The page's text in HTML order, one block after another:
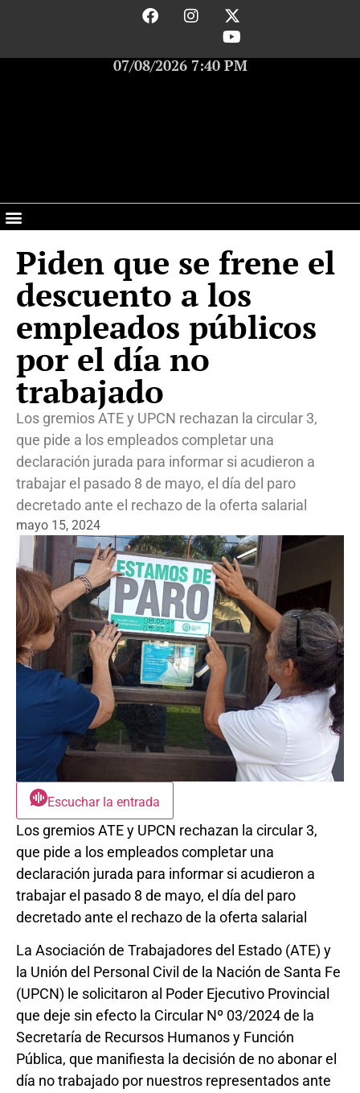
07/08/2026 7:40 PM
Piden que se frene el
descuento a los
empleados públicos
por el día no
trabajado
Los gremios ATE y UPCN rechazan la circular 3,
que pide a los empleados completar una
declaración jurada para informar si acudieron a
trabajar el pasado 8 de mayo, el día del paro
decretado ante el rechazo de la oferta salarial
mayo 15, 2024
Escuchar la entrada
Los gremios ATE y UPCN rechazan la circular 3,
que pide a los empleados completar una
declaración jurada para informar si acudieron a
trabajar el pasado 8 de mayo, el día del paro
decretado ante el rechazo de la oferta salarial
La Asociación de Trabajadores del Estado (ATE) y
la Unión del Personal Civil de la Nación de Santa Fe
(UPCN) le solicitaron al Poder Ejecutivo Provincial
que deje sin efecto la Circular Nº 03/2024 de la
Secretaría de Recursos Humanos y Función
Pública, que manifiesta la decisión de no abonar el
día no trabajado por nuestros representados ante